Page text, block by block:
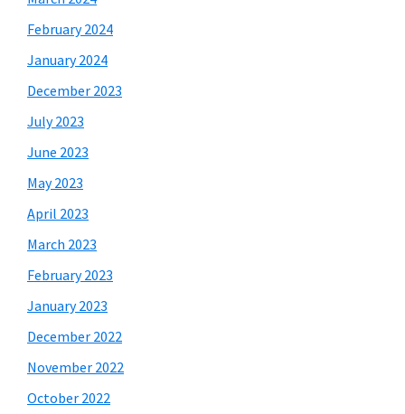
February 2024
January 2024
December 2023
July 2023
June 2023
May 2023
April 2023
March 2023
February 2023
January 2023
December 2022
November 2022
October 2022